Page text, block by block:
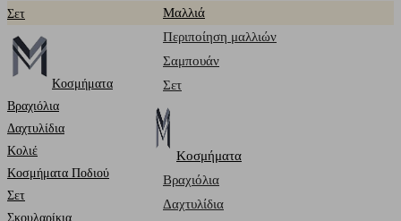
Σετ
Κοσμήματα
Βραχιόλια
Δαχτυλίδια
Κολιέ
Κοσμήματα Ποδιού
Σετ
Σκουλαρίκια
Mαλλιά
Περιποίηση μαλλιών
Σαμπουάν
Σετ
Κοσμήματα
Βραχιόλια
Δαχτυλίδια